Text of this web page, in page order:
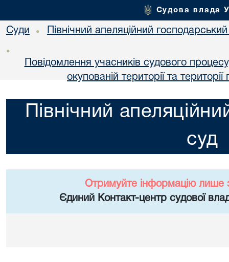
Судова влада
Суди • Північний апеляційний
•
Повідомлення учасників судового
окупованій території та
Північний
суд
Отримуйте інформацію лише
Єдиний Контакт-центр судової